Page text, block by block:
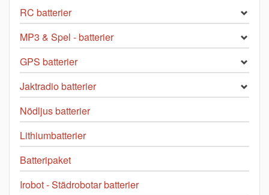
RC batterier
MP3 & Spel - batterier
GPS batterier
Jaktradio batterier
Nödljus batterier
Lithiumbatterier
Batteripaket
Irobot - Städrobotar batterier